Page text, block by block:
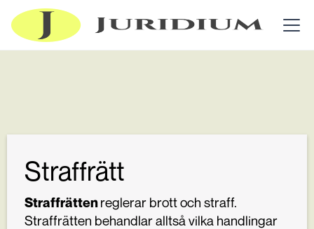
Straffrätt
Straffrättenreglerar brott och straff.
Straffrätten behandlar alltså vilka handlingar